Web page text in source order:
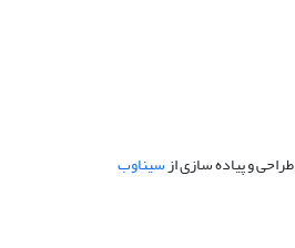
طراحی و پیاده سازی ازسیناوب